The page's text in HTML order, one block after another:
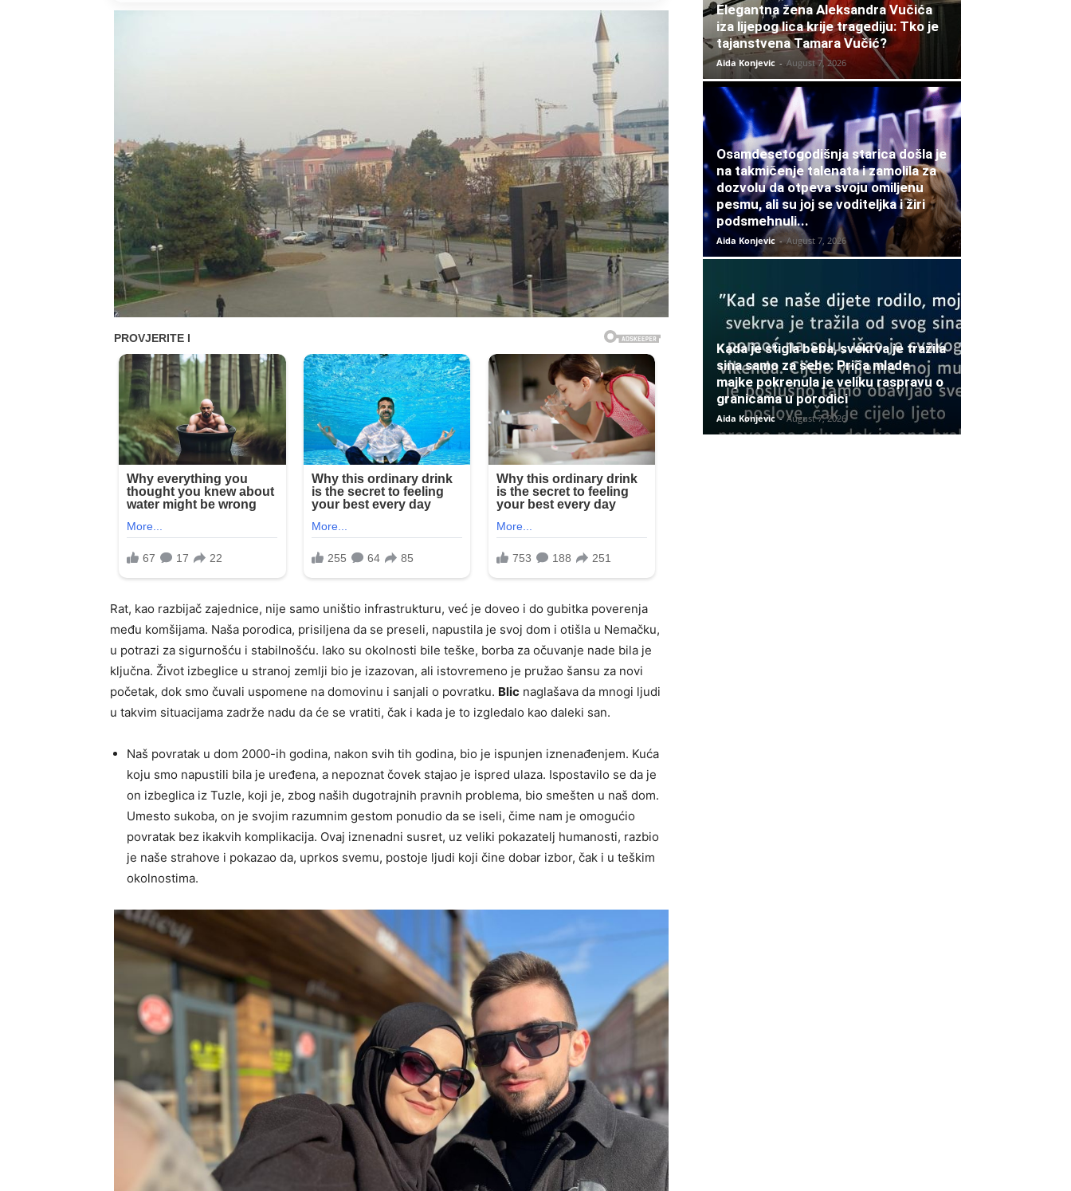
Rat, kao razbijač zajednice, nije samo uništio infrastrukturu, već je doveo i do gubitka poverenja
među komšijama. Naša porodica, prisiljena da se preseli, napustila je svoj dom i otišla u Nemačku,
u potrazi za sigurnošću i stabilnošću. Iako su okolnosti bile teške, borba za očuvanje nade bila je
ključna. Život izbeglice u stranoj zemlji bio je izazovan, ali istovremeno je pružao šansu za novi
početak, dok smo čuvali uspomene na domovinu i sanjali o povratku. Blic naglašava da mnogi ljudi
u takvim situacijama zadrže nadu da će se vratiti, čak i kada je to izgledalo kao daleki san.
Naš povratak u dom 2000-ih godina, nakon svih tih godina, bio je ispunjen iznenađenjem. Kuća
koju smo napustili bila je uređena, a nepoznat čovek stajao je ispred ulaza. Ispostavilo se da je
on izbeglica iz Tuzle, koji je, zbog naših dugotrajnih pravnih problema, bio smešten u naš dom.
Umesto sukoba, on je svojim razumnim gestom ponudio da se iseli, čime nam je omogućio
povratak bez ikakvih komplikacija. Ovaj iznenadni susret, uz veliki pokazatelj humanosti, razbio
je naše strahove i pokazao da, uprkos svemu, postoje ljudi koji čine dobar izbor, čak i u teškim
okolnostima.
Elegantna žena Aleksandra Vučića
iza lijepog lica krije tragediju: Tko je
tajanstvena Tamara Vučić?
Aida Konjevic - August 7, 2026
Osamdesetogodišnja starica došla je
na takmičenje talenata i zamolila za
dozvolu da otpeva svoju omiljenu
pesmu, ali su joj se voditeljka i žiri
podsmehnuli...
Aida Konjevic - August 7, 2026
Kada je stigla beba, svekrva je tražila
sina samo za sebe: Priča mlade
majke pokrenula je veliku raspravu o
granicama u porodici
Aida Konjevic - August 7, 2026